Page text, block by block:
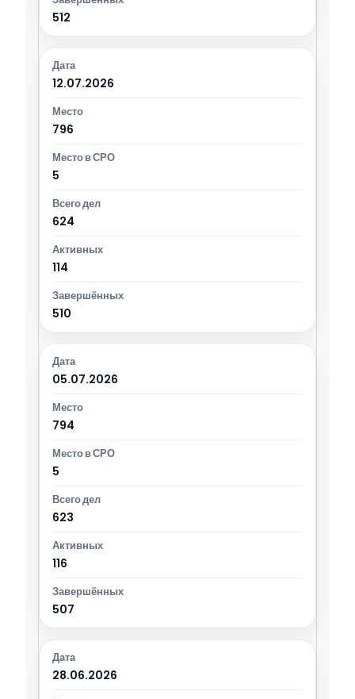
512
12.07.2026
796
5
624
114
510
05.07.2026
794
5
623
116
507
28.06.2026